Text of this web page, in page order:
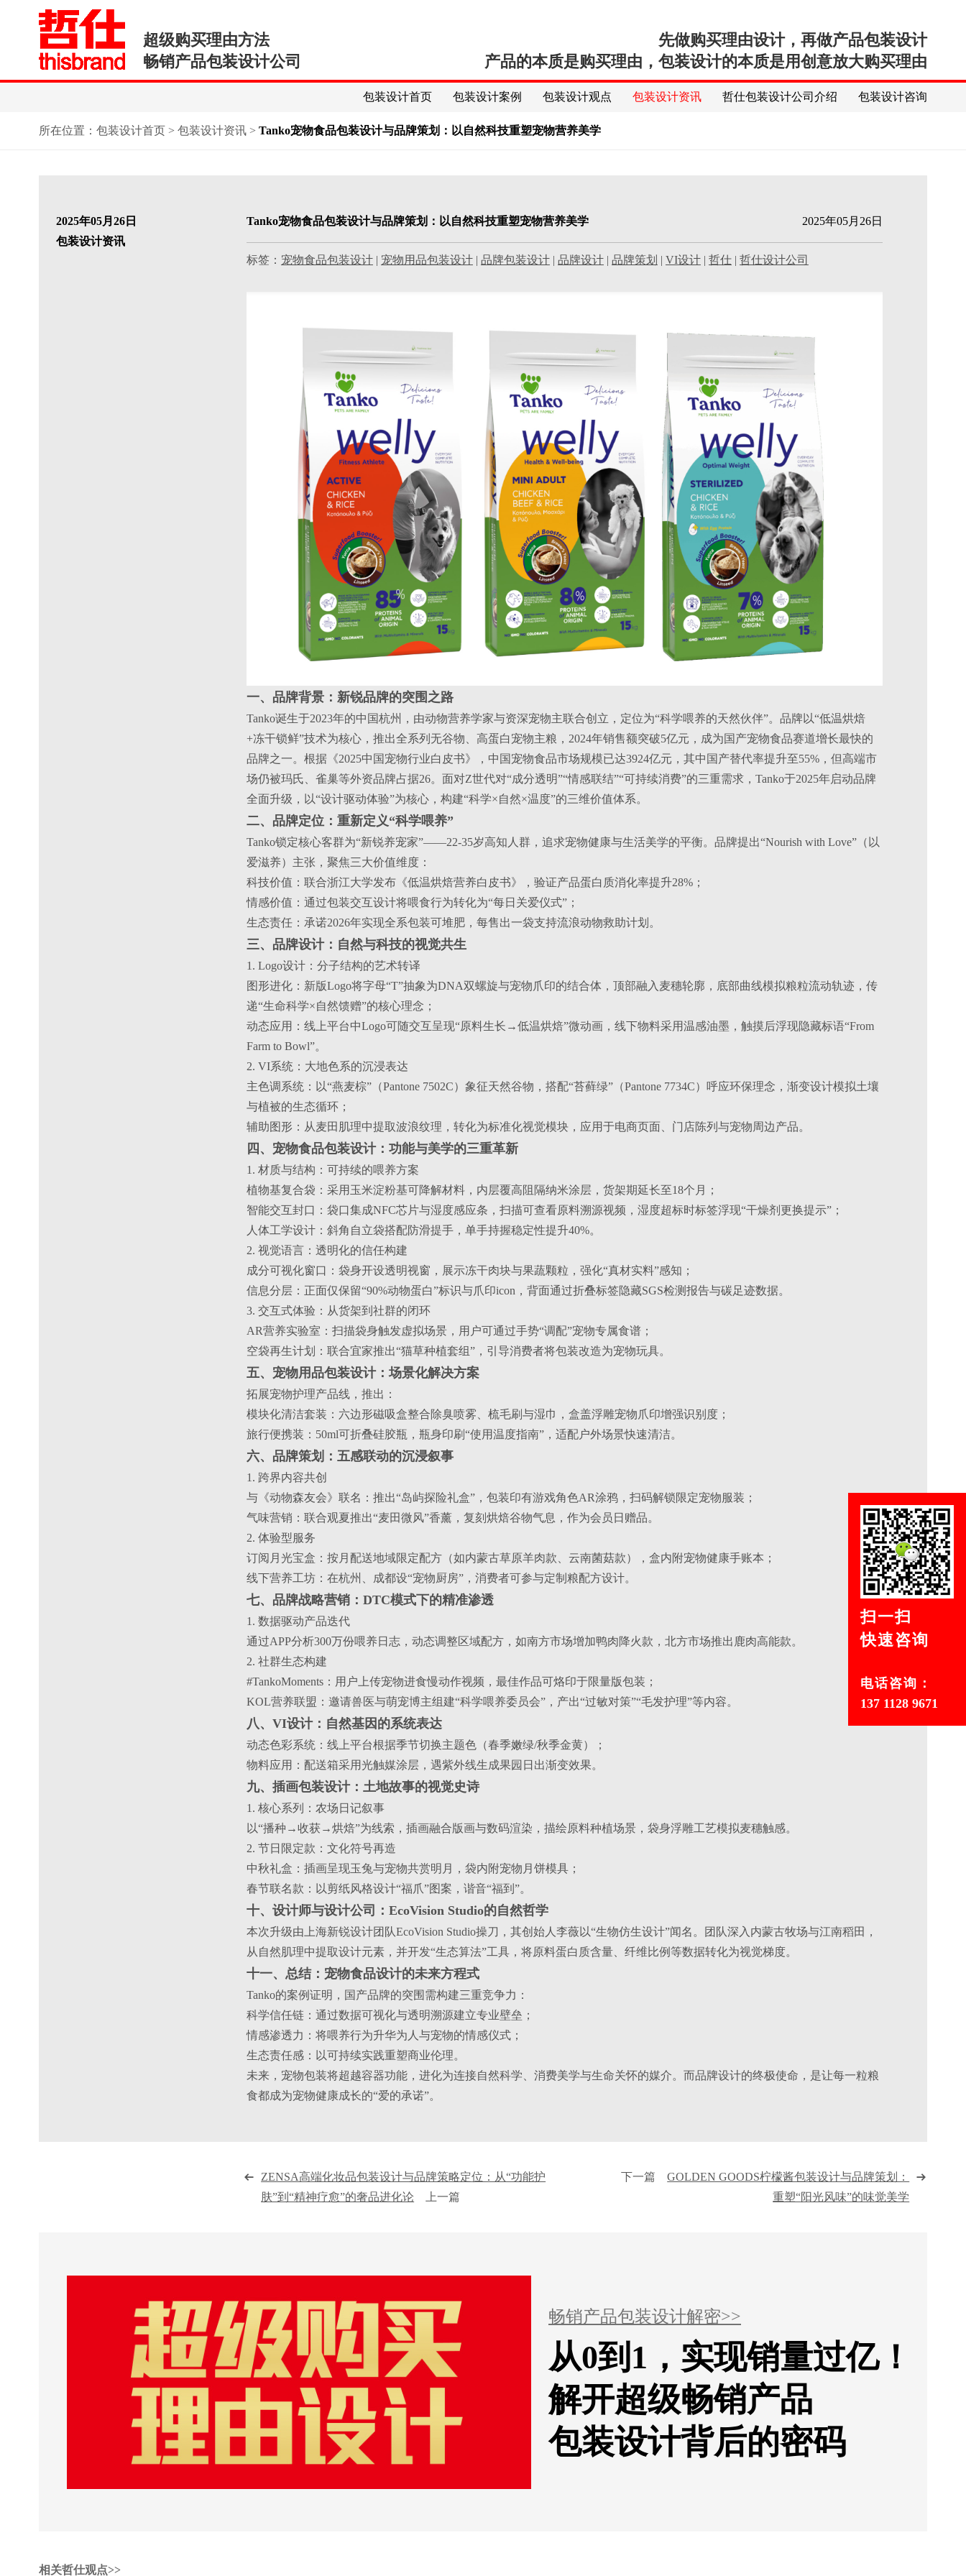
超级购买理由方法
畅销产品包装设计公司
先做购买理由设计，再做产品包装设计
产品的本质是购买理由，包装设计的本质是用创意放大购买理由
包装设计首页 包装设计案例 包装设计观点 包装设计资讯 哲仕包装设计公司介绍 包装设计咨询
所在位置： 包装设计首页> 包装设计资讯> Tanko宠物食品包装设计与品牌策划：以自然科技重塑宠物营养美学
2025年05月26日
包装设计资讯
Tanko宠物食品包装设计与品牌策划：以自然科技重塑宠物营养美学 2025年05月26日
标签： 宠物食品包装设计| 宠物用品包装设计| 品牌包装设计| 品牌设计| 品牌策划 | VI设计| 哲仕| 哲仕设计公司
一、品牌背景：新锐品牌的突围之路
Tanko诞生于2023年的中国杭州，由动物营养学家与资深宠物主联合创立，定位为“科学喂养的天然伙伴”。品牌以“低温烘焙
+冻干锁鲜”技术为核心，推出全系列无谷物、高蛋白宠物主粮，2024年销售额突破5亿元，成为国产宠物食品赛道增长最快的
品牌之一。根据《2025中国宠物行业白皮书》，中国宠物食品市场规模已达3924亿元，其中国产替代率提升至55%，但高端市
场仍被玛氏、雀巢等外资品牌占据26。面对Z世代对“成分透明”“情感联结”“可持续消费”的三重需求，Tanko于2025年启动品牌
全面升级，以“设计驱动体验”为核心，构建“科学×自然×温度”的三维价值体系。
二、品牌定位：重新定义“科学喂养”
Tanko锁定核心客群为“新锐养宠家”——22-35岁高知人群，追求宠物健康与生活美学的平衡。品牌提出“Nourish with Love”（以
爱滋养）主张，聚焦三大价值维度：
科技价值：联合浙江大学发布《低温烘焙营养白皮书》，验证产品蛋白质消化率提升28%；
情感价值：通过包装交互设计将喂食行为转化为“每日关爱仪式”；
生态责任：承诺2026年实现全系包装可堆肥，每售出一袋支持流浪动物救助计划。
三、品牌设计：自然与科技的视觉共生
1. Logo设计：分子结构的艺术转译
图形进化：新版Logo将字母“T”抽象为DNA双螺旋与宠物爪印的结合体，顶部融入麦穗轮廓，底部曲线模拟粮粒流动轨迹，传
递“生命科学×自然馈赠”的核心理念；
动态应用：线上平台中Logo可随交互呈现“原料生长→低温烘焙”微动画，线下物料采用温感油墨，触摸后浮现隐藏标语“From
Farm to Bowl”。
2. VI系统：大地色系的沉浸表达
主色调系统：以“燕麦棕”（Pantone 7502C）象征天然谷物，搭配“苔藓绿”（Pantone 7734C）呼应环保理念，渐变设计模拟土壤
与植被的生态循环；
辅助图形：从麦田肌理中提取波浪纹理，转化为标准化视觉模块，应用于电商页面、门店陈列与宠物周边产品。
四、宠物食品包装设计：功能与美学的三重革新
1. 材质与结构：可持续的喂养方案
植物基复合袋：采用玉米淀粉基可降解材料，内层覆高阻隔纳米涂层，货架期延长至18个月；
智能交互封口：袋口集成NFC芯片与湿度感应条，扫描可查看原料溯源视频，湿度超标时标签浮现“干燥剂更换提示”；
人体工学设计：斜角自立袋搭配防滑提手，单手持握稳定性提升40%。
2. 视觉语言：透明化的信任构建
成分可视化窗口：袋身开设透明视窗，展示冻干肉块与果蔬颗粒，强化“真材实料”感知；
信息分层：正面仅保留“90%动物蛋白”标识与爪印icon，背面通过折叠标签隐藏SGS检测报告与碳足迹数据。
3. 交互式体验：从货架到社群的闭环
AR营养实验室：扫描袋身触发虚拟场景，用户可通过手势“调配”宠物专属食谱；
空袋再生计划：联合宜家推出“猫草种植套组”，引导消费者将包装改造为宠物玩具。
五、宠物用品包装设计：场景化解决方案
拓展宠物护理产品线，推出：
模块化清洁套装：六边形磁吸盒整合除臭喷雾、梳毛刷与湿巾，盒盖浮雕宠物爪印增强识别度；
旅行便携装：50ml可折叠硅胶瓶，瓶身印刷“使用温度指南”，适配户外场景快速清洁。
六、品牌策划：五感联动的沉浸叙事
1. 跨界内容共创
与《动物森友会》联名：推出“岛屿探险礼盒”，包装印有游戏角色AR涂鸦，扫码解锁限定宠物服装；
气味营销：联合观夏推出“麦田微风”香薰，复刻烘焙谷物气息，作为会员日赠品。
2. 体验型服务
订阅月光宝盒：按月配送地域限定配方（如内蒙古草原羊肉款、云南菌菇款），盒内附宠物健康手账本；
线下营养工坊：在杭州、成都设“宠物厨房”，消费者可参与定制粮配方设计。
七、品牌战略营销：DTC模式下的精准渗透
1. 数据驱动产品迭代
通过APP分析300万份喂养日志，动态调整区域配方，如南方市场增加鸭肉降火款，北方市场推出鹿肉高能款。
2. 社群生态构建
#TankoMoments：用户上传宠物进食慢动作视频，最佳作品可烙印于限量版包装；
KOL营养联盟：邀请兽医与萌宠博主组建“科学喂养委员会”，产出“过敏对策”“毛发护理”等内容。
八、VI设计：自然基因的系统表达
动态色彩系统：线上平台根据季节切换主题色（春季嫩绿/秋季金黄）；
物料应用：配送箱采用光触媒涂层，遇紫外线生成果园日出渐变效果。
九、插画包装设计：土地故事的视觉史诗
1. 核心系列：农场日记叙事
以“播种→收获→烘焙”为线索，插画融合版画与数码渲染，描绘原料种植场景，袋身浮雕工艺模拟麦穗触感。
2. 节日限定款：文化符号再造
中秋礼盒：插画呈现玉兔与宠物共赏明月，袋内附宠物月饼模具；
春节联名款：以剪纸风格设计“福爪”图案，谐音“福到”。
十、设计师与设计公司：EcoVision Studio的自然哲学
本次升级由上海新锐设计团队EcoVision Studio操刀，其创始人李薇以“生物仿生设计”闻名。团队深入内蒙古牧场与江南稻田，
从自然肌理中提取设计元素，并开发“生态算法”工具，将原料蛋白质含量、纤维比例等数据转化为视觉梯度。
十一、总结：宠物食品设计的未来方程式
Tanko的案例证明，国产品牌的突围需构建三重竞争力：
科学信任链：通过数据可视化与透明溯源建立专业壁垒；
情感渗透力：将喂养行为升华为人与宠物的情感仪式；
生态责任感：以可持续实践重塑商业伦理。
未来，宠物包装将超越容器功能，进化为连接自然科学、消费美学与生命关怀的媒介。而品牌设计的终极使命，是让每一粒粮
食都成为宠物健康成长的“爱的承诺”。
ZENSA高端化妆品包装设计与品牌策略定位：从“功能护
肤”到“精神疗愈”的奢品进化论 上一篇
下一篇GOLDEN GOODS柠檬酱包装设计与品牌策划：
重塑“阳光风味”的味觉美学
畅销产品包装设计解密>>
从0到1，实现销量过亿！
解开超级畅销产品
包装设计背后的密码
相关哲仕观点>>
扫一扫
快速咨询
电话咨询：
137 1128 9671